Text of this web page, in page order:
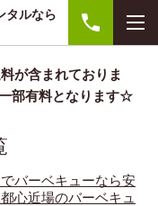
タルなら
が含まれておりま
部有料となります☆
バーベキューなら安
心近場のバーベキュ